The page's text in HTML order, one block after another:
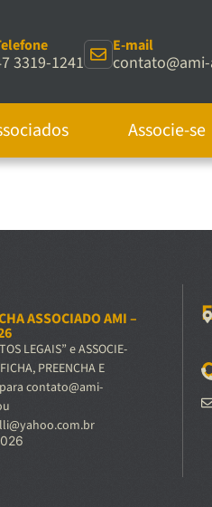
3319-1241
E-mail
Associe-se
ASSOCIADO AMI –
LEGAIS” e ASSOCIE-
PREENCHA E
para contato@ami-